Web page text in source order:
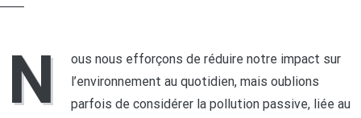
N
ous nous efforçons de réduire notre impact sur
l’environnement au quotidien, mais oublions
parfois de considérer la pollution passive, liée au